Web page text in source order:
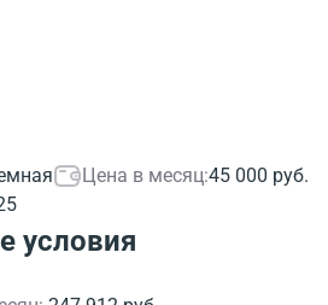
Цена в месяц:45 000 руб.
условия